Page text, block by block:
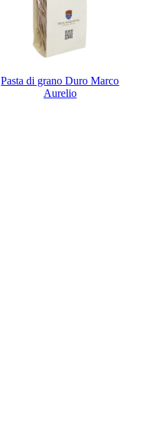
Pasta di grano Duro Marco
Aurelio